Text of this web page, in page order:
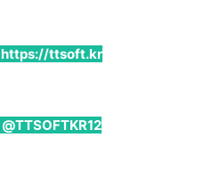
https://ttsoft.kr
@TTSOFTKR12